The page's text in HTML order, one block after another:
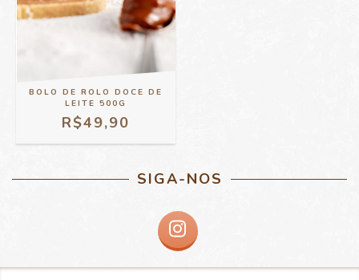
BOLO DE ROLO DOCE DE
LEITE 500G
R$49,90
SIGA-NOS